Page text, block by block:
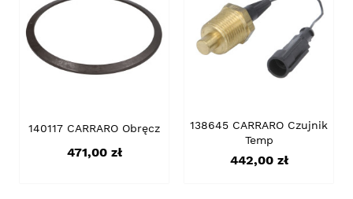
140117 CARRARO Obręcz
Cena
471,00 zł
138645 CARRARO Czujnik
Temp
Cena
442,00 zł